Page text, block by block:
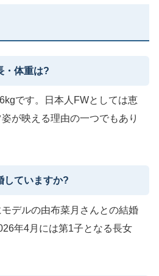
・体重は?
です。日本人FWとしては恵
が映える理由の一つでもあり
していますか?
デルの由布菜月さんとの結婚
年4月には第1子となる長女